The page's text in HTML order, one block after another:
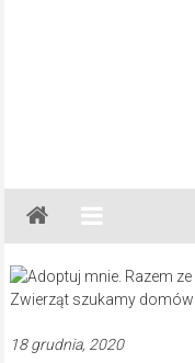
Gazeta
Regionalna
Częstochowa,
Kłobuck,
Myszków
18 grudnia, 2020